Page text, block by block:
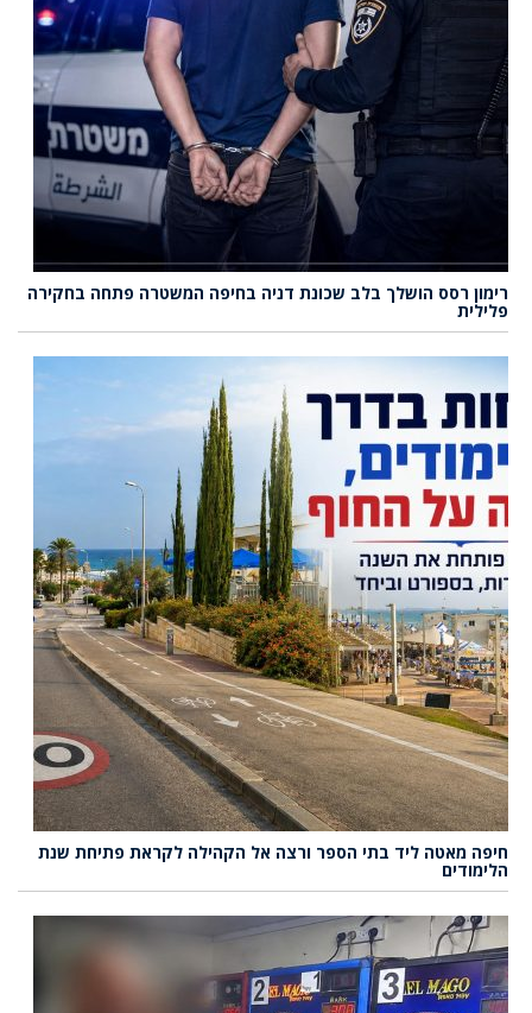
רימון רסס הושלך בלב שכונת דניה בחיפה המשטרה פתחה בחקירה
פלילית
חיפה מאטה ליד בתי הספר ורצה אל הקהילה לקראת פתיחת שנת
הלימודים